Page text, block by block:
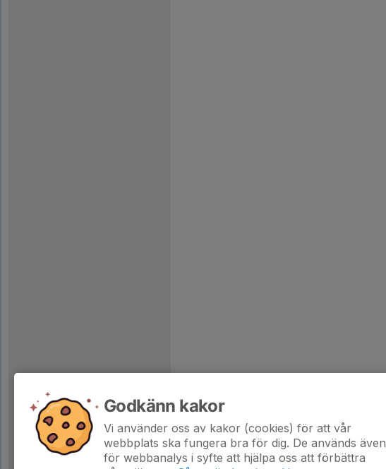
Godkänn kakor
Vi använder oss av kakor (cookies) för att vår
webbplats ska fungera bra för dig. De används även
för webbanalys i syfte att hjälpa oss att förbättra